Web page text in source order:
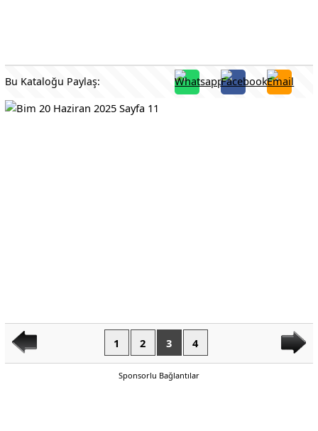
Bu Kataloğu Paylaş:
1 2 3 4
Sponsorlu Bağlantılar